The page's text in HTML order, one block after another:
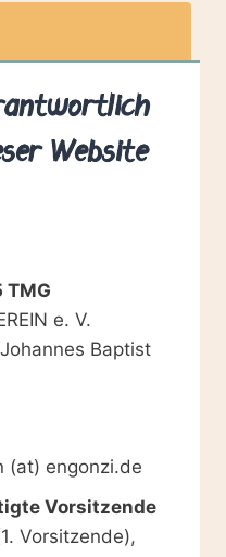
Website
TMG
e. V.
Baptist
(at) engonzi.de
Vorsitzende
Vorsitzende),